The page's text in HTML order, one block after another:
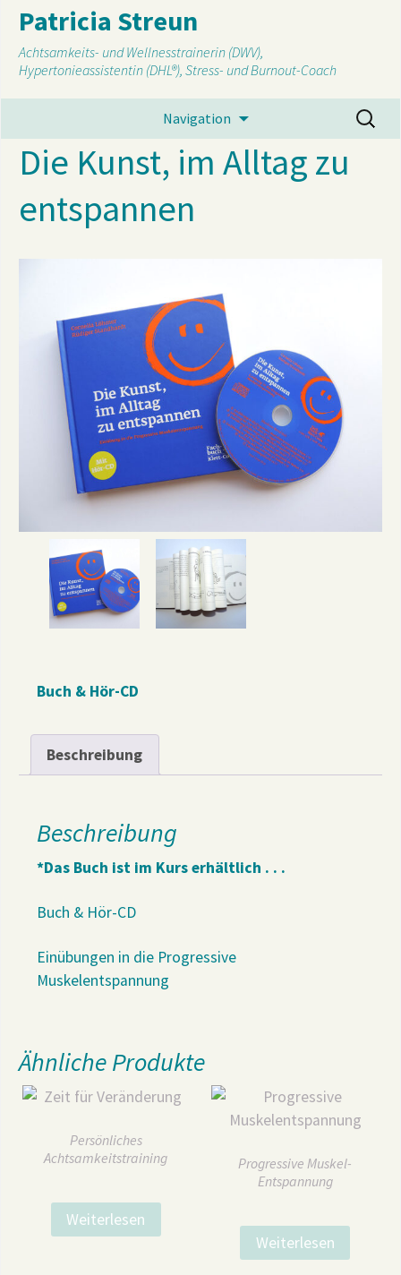
Patricia Streun
Achtsamkeits- und Wellnesstrainerin (DWV),
Hypertonieassistentin (DHL®), Stress- und Burnout-Coach
Navigation
Suchen
nach:
Die Kunst, im Alltag zu
entspannen
Buch & Hör-CD
Beschreibung
Beschreibung
*Das Buch ist im Kurs erhältlich . . .
Buch & Hör-CD
Einübungen in die Progressive
Muskelentspannung
Ähnliche Produkte
Persönliches
Achtsamkeitstraining
Weiterlesen
Progressive Muskel-
Entspannung
Weiterlesen